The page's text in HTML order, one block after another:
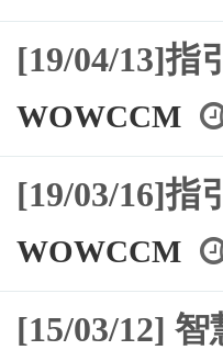
[19/04/13]
WOWCCM
[19/03/16]
WOWCCM
[15/03/12] 智